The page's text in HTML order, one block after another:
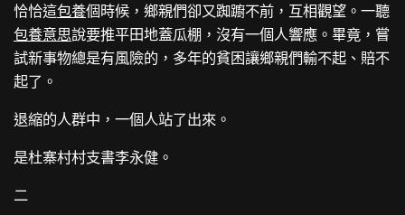
恰恰這包養個時候，鄉親們卻又踟躕不前，互相觀望。一聽
包養意思說要推平田地蓋瓜棚，沒有一個人響應。畢竟，嘗
試新事物總是有風險的，多年的貧困讓鄉親們輸不起、賠不
起了。
退縮的人群中，一個人站了出來。
是杜寨村村支書李永健。
二